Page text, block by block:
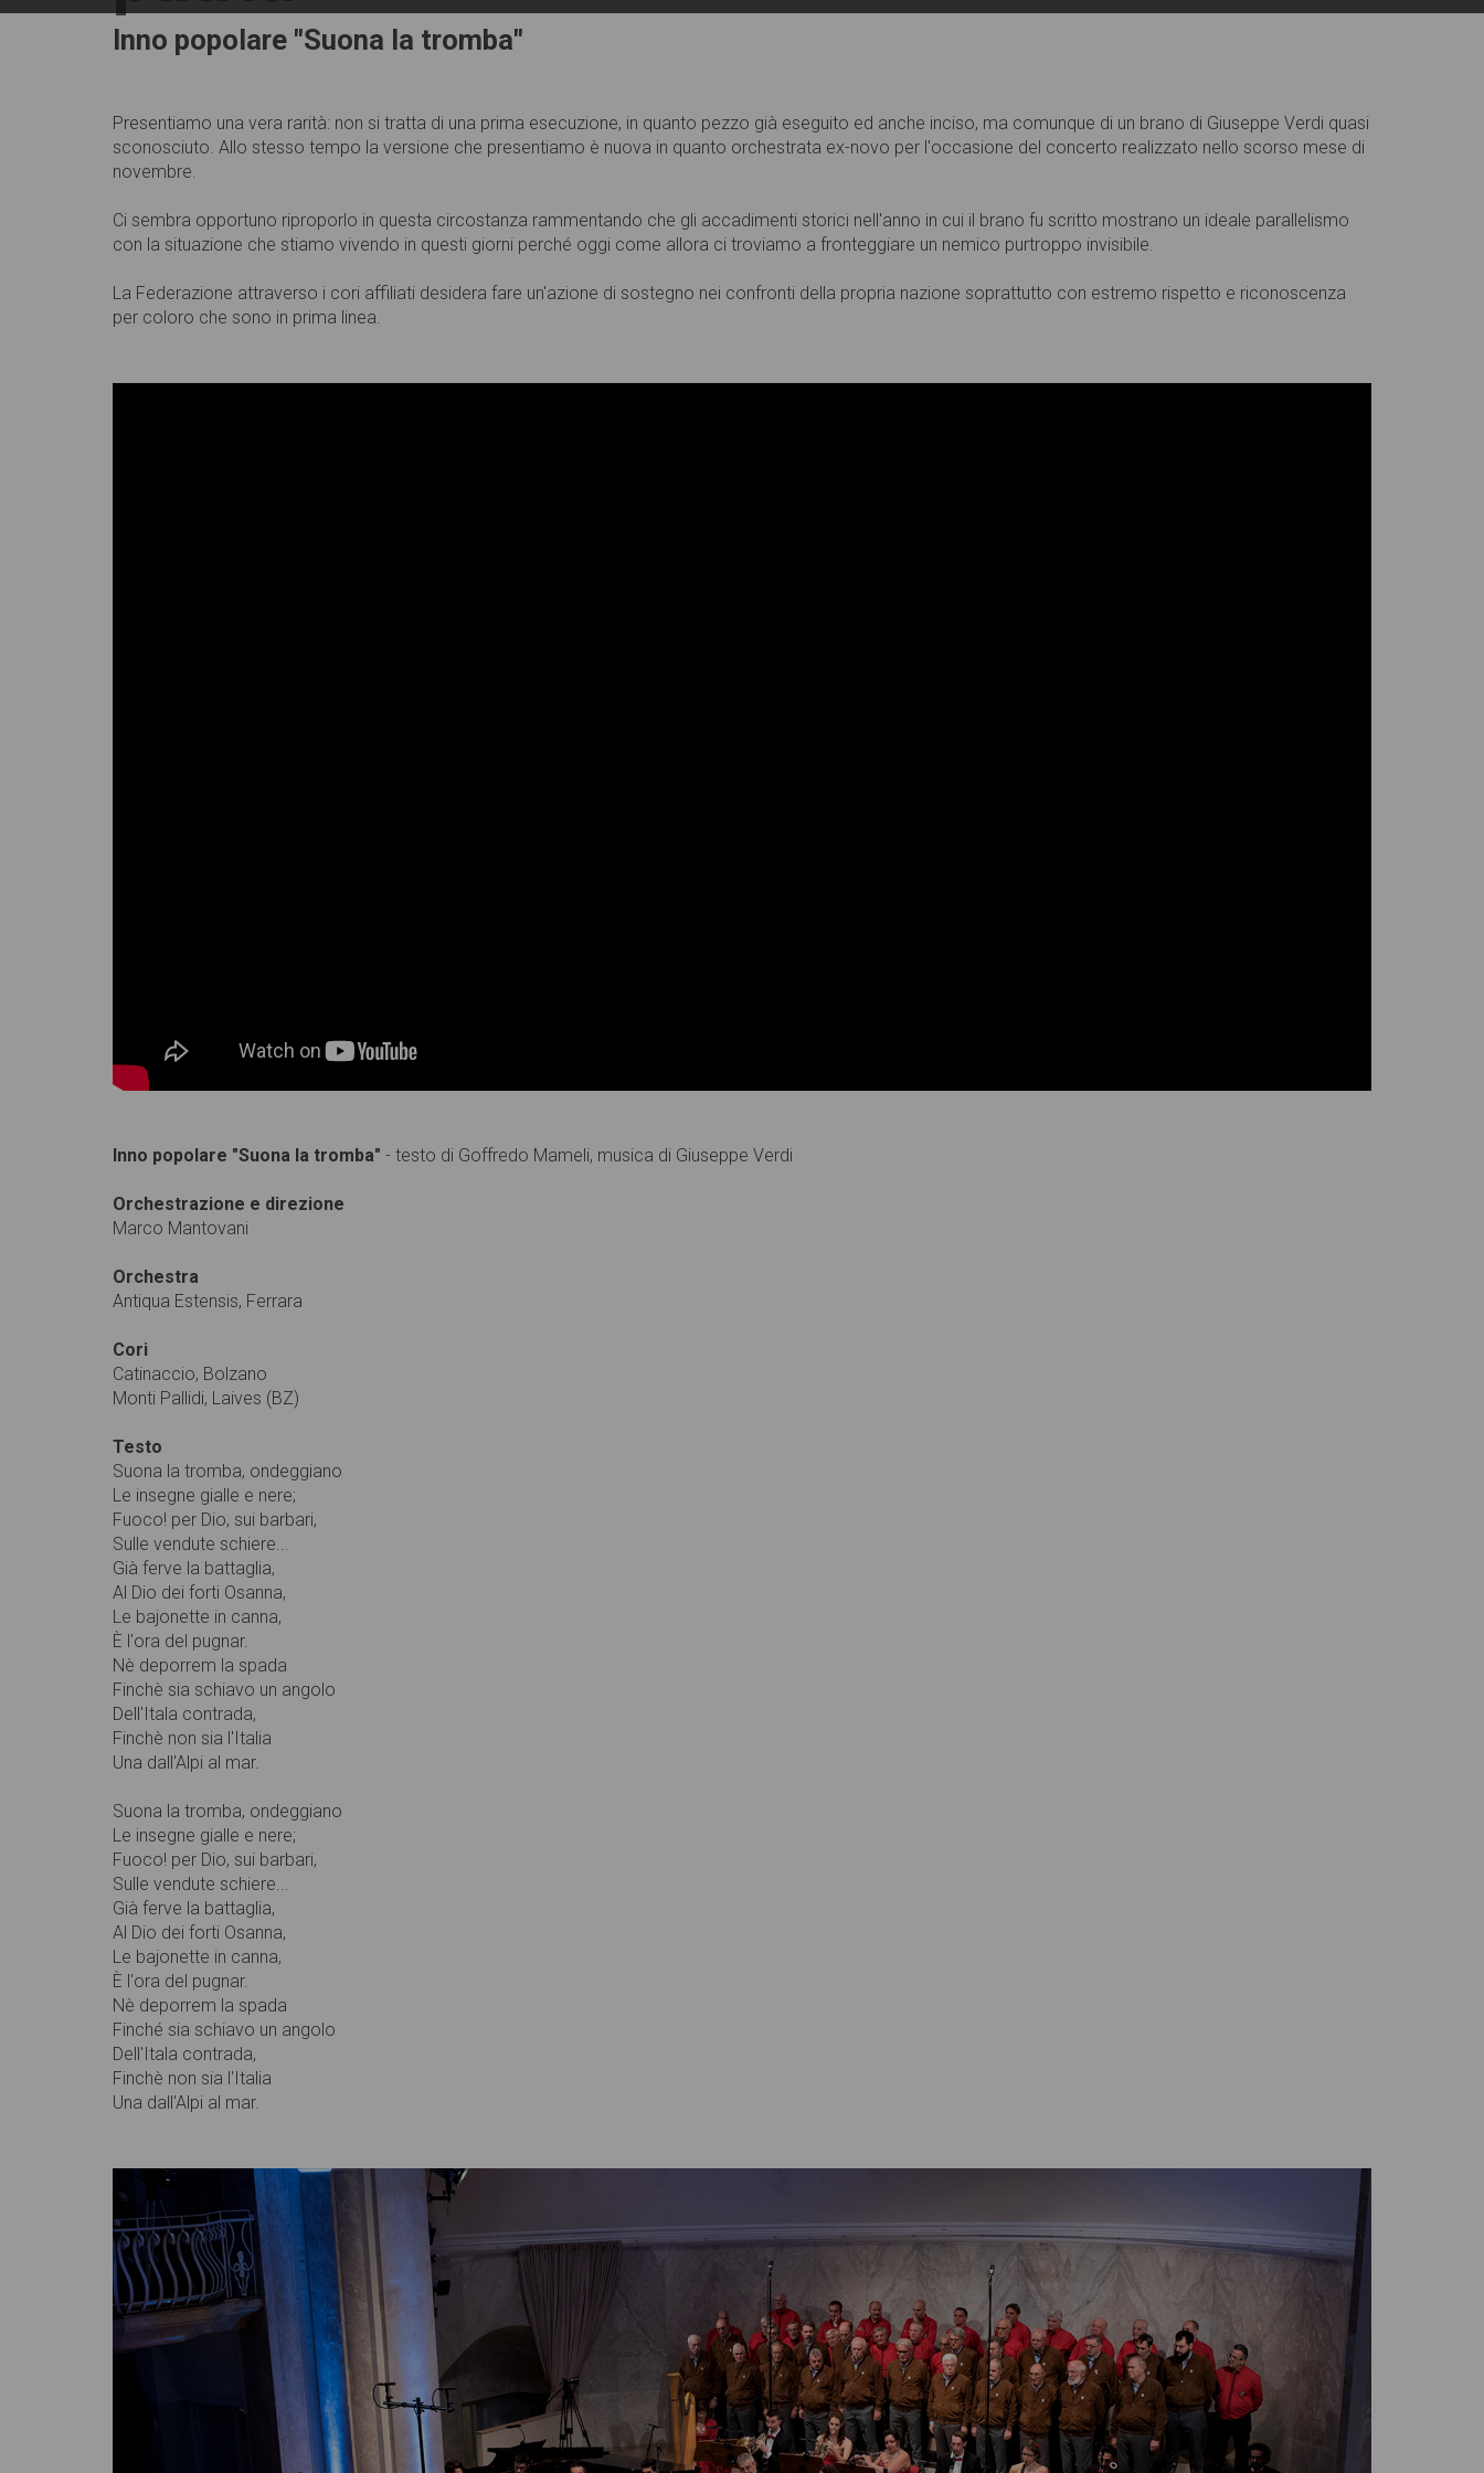
Inno popolare "Suona la tromba"
Presentiamo una vera rarità: non si tratta di una prima esecuzione, in quanto pezzo già eseguito ed anche inciso, ma comunque di un brano di Giuseppe Verdi quasi
sconosciuto. Allo stesso tempo la versione che presentiamo è nuova in quanto orchestrata ex-novo per l'occasione del concerto realizzato nello scorso mese di
novembre.
Ci sembra opportuno riproporlo in questa circostanza rammentando che gli accadimenti storici nell'anno in cui il brano fu scritto mostrano un ideale parallelismo
con la situazione che stiamo vivendo in questi giorni perché oggi come allora ci troviamo a fronteggiare un nemico purtroppo invisibile.
La Federazione attraverso i cori affiliati desidera fare un'azione di sostegno nei confronti della propria nazione soprattutto con estremo rispetto e riconoscenza
per coloro che sono in prima linea.
Inno popolare "Suona la tromba" - testo di Goffredo Mameli, musica di Giuseppe Verdi
Orchestrazione e direzione
Marco Mantovani
Orchestra
Antiqua Estensis, Ferrara
Cori
Catinaccio, Bolzano
Monti Pallidi, Laives (BZ)
Testo
Suona la tromba, ondeggiano
Le insegne gialle e nere;
Fuoco! per Dio, sui barbari,
Sulle vendute schiere...
Già ferve la battaglia,
Al Dio dei forti Osanna,
Le bajonette in canna,
È l'ora del pugnar.
Nè deporrem la spada
Finchè sia schiavo un angolo
Dell'Itala contrada,
Finchè non sia l'Italia
Una dall'Alpi al mar.
Suona la tromba, ondeggiano
Le insegne gialle e nere;
Fuoco! per Dio, sui barbari,
Sulle vendute schiere...
Già ferve la battaglia,
Al Dio dei forti Osanna,
Le bajonette in canna,
È l'ora del pugnar.
Nè deporrem la spada
Finché sia schiavo un angolo
Dell'Itala contrada,
Finchè non sia l'Italia
Una dall'Alpi al mar.